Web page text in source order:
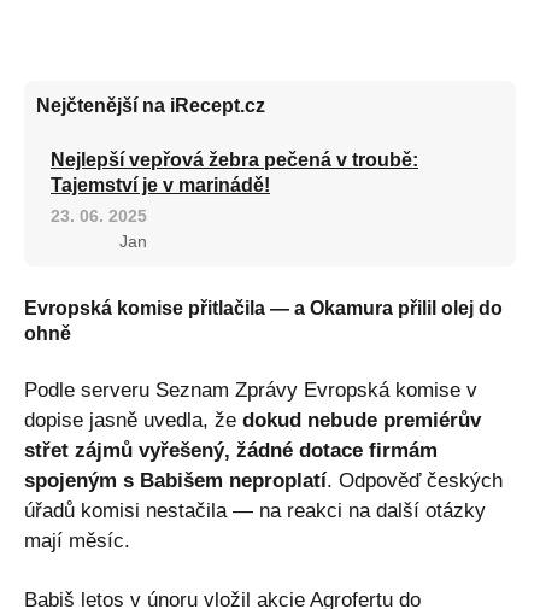
Nejčtenější na iRecept.cz
Nejlepší vepřová žebra pečená v troubě:
Tajemství je v marinádě!
23. 06. 2025
Jan
Evropská komise přitlačila — a Okamura přilil olej do
ohně
Podle serveru Seznam Zprávy Evropská komise v
dopise jasně uvedla, že dokud nebude premiérův
střet zájmů vyřešený, žádné dotace firmám
spojeným s Babišem neproplatí. Odpověď českých
úřadů komisi nestačila — na reakci na další otázky
mají měsíc.
Babiš letos v únoru vložil akcie Agrofertu do